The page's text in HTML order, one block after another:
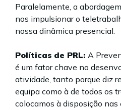
Paralelamente, a
nos impulsionar o
nossa dinâmica presencial.
Políticas de PRL: A
é um fator chave no
atividade, tanto porque diz
equipa como à de todos os
colocamos à disposição